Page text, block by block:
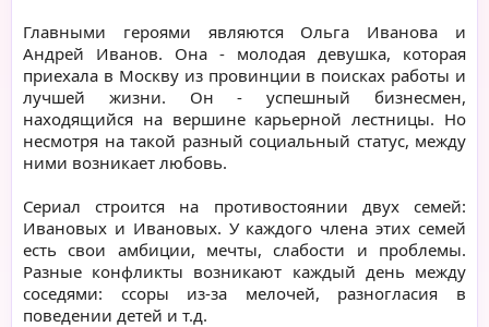
Главными героями являются Ольга Иванова и
Андрей Иванов. Она - молодая девушка, которая
приехала в Москву из провинции в поисках работы и
лучшей жизни. Он - успешный бизнесмен,
находящийся на вершине карьерной лестницы. Но
несмотря на такой разный социальный статус, между
ними возникает любовь.
Сериал строится на противостоянии двух семей:
Ивановых и Ивановых. У каждого члена этих семей
есть свои амбиции, мечты, слабости и проблемы.
Разные конфликты возникают каждый день между
соседями: ссоры из-за мелочей, разногласия в
поведении детей и т.д.